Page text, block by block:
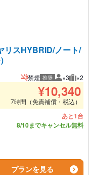
リスHYBRID/ノート/
禁煙 推奨 推奨人数
×3 推
×2
¥10,340
7時間（免責補償・税込）
あと1台
8/10までキャンセル無料
プランを見る